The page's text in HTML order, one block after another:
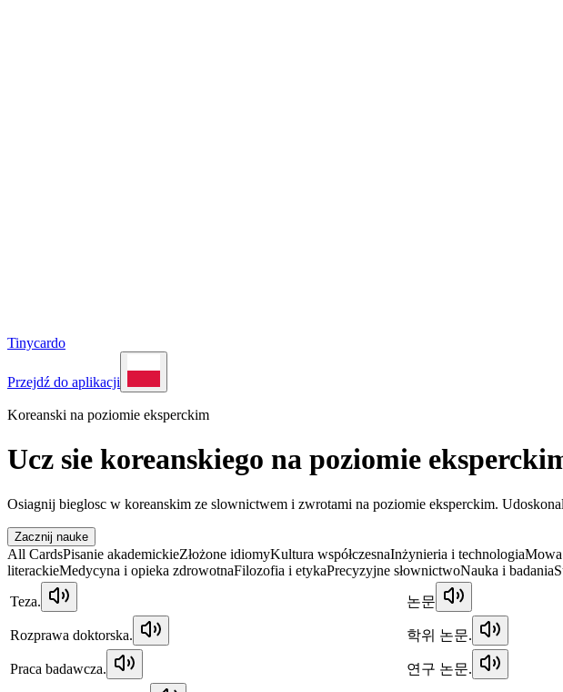
Tinycardo
Przejdź do aplikacji
Koreanski na poziomie eksperckim
Ucz sie koreanskiego na poziomie
Osiagnij bieglosc w koreanskim ze slownictwem i zwrotami na poziomie eksperckim.
Zacznij nauke
All CardsPisanie akademickieZłożone idiomyKultura współczesnaInżynieria i technologia
literackieMedycyna i opieka zdrowotnaFilozofia i etykaPrecyzyjne słownictwoNauka i badania
Teza.
논문
Rozprawa doktorska. 학위 논문.
Praca badawcza. 연구 논문.